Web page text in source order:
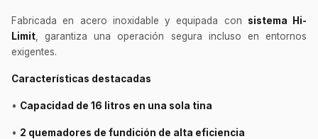
Fabricada en acero inoxidable y equipada con sistema Hi-
Limit , garantiza una operación segura incluso en entornos
exigentes.
Características destacadas
• Capacidad de 16 litros en una sola tina
• 2 quemadores de fundición de alta eficiencia